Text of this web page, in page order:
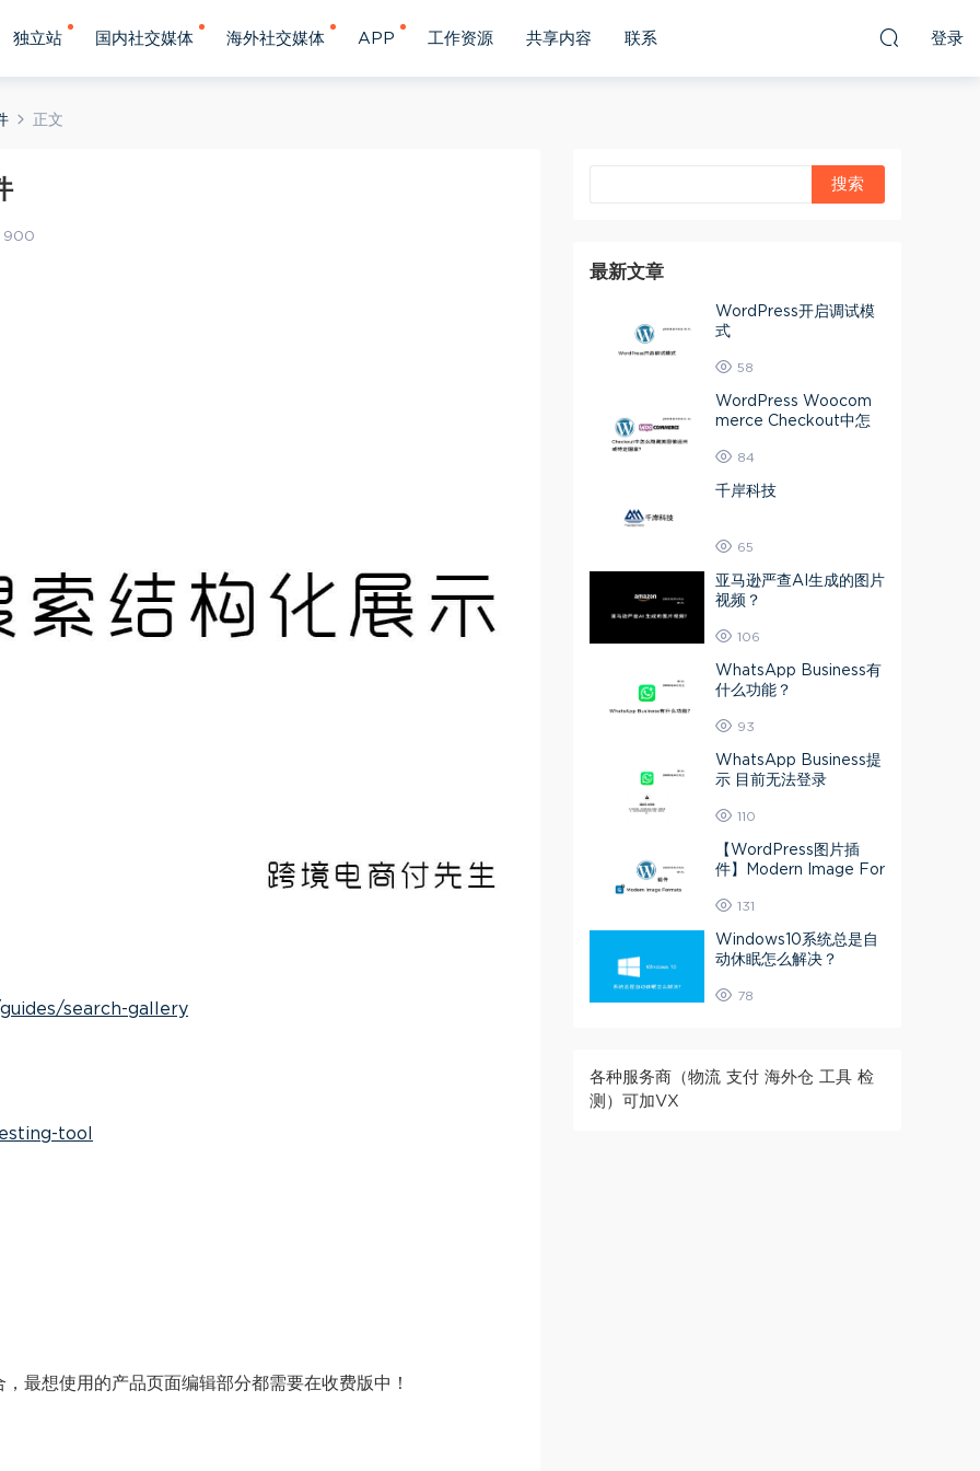
独立站 国内社交媒体 海外社交媒体 APP 工作资源 共享内容 联系 登录
正文
900
search-gallery
tool
最想使用的产品页面编辑部分都需要在收费版中！
最新文章
WordPress开启调试模
式
58
WordPress Woocom
merce Checkout中怎
国家？
84
千岸科技
65
亚马逊严查AI生成的图片
视频？
106
WhatsApp Business有
什么功能？
93
WhatsApp Business提
示 目前无法登录
110
【WordPress图片插
件】Modern Image For
VIF或Webp
131
Windows10系统总是自
动休眠怎么解决？
78
各种服务商（物流 支付 海外仓 工具 检
测）可加VX